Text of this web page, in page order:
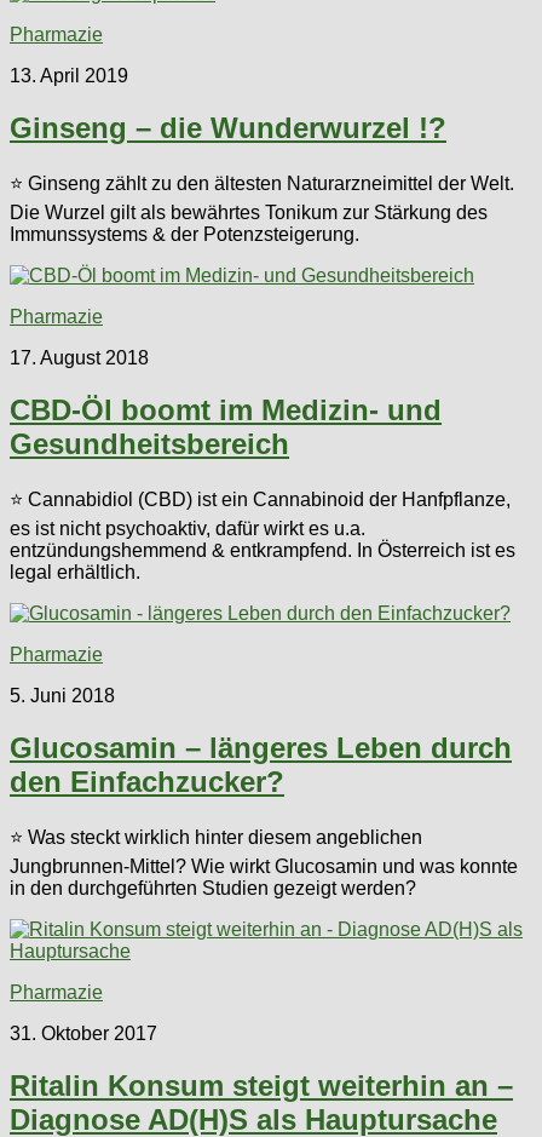
Pharmazie
13. April 2019
Ginseng – die Wunderwurzel !?
⭐ Ginseng zählt zu den ältesten Naturarzneimittel der Welt.
Die Wurzel gilt als bewährtes Tonikum zur Stärkung des
Immunssystems & der Potenzsteigerung.
Pharmazie
17. August 2018
CBD-Öl boomt im Medizin- und
Gesundheitsbereich
⭐ Cannabidiol (CBD) ist ein Cannabinoid der Hanfpflanze,
es ist nicht psychoaktiv, dafür wirkt es u.a.
entzündungshemmend & entkrampfend. In Österreich ist es
legal erhältlich.
Pharmazie
5. Juni 2018
Glucosamin – längeres Leben durch
den Einfachzucker?
⭐ Was steckt wirklich hinter diesem angeblichen
Jungbrunnen-Mittel? Wie wirkt Glucosamin und was konnte
in den durchgeführten Studien gezeigt werden?
Pharmazie
31. Oktober 2017
Ritalin Konsum steigt weiterhin an –
Diagnose AD(H)S als Hauptursache